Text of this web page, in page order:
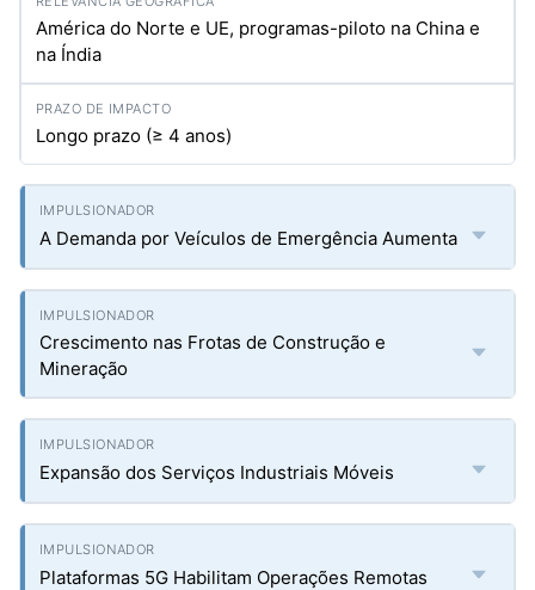
América do Norte e UE, programas-piloto na China e
na Índia
Longo prazo (≥ 4 anos)
A Demanda por Veículos de Emergência Aumenta
Crescimento nas Frotas de Construção e
Mineração
Expansão dos Serviços Industriais Móveis
Plataformas 5G Habilitam Operações Remotas